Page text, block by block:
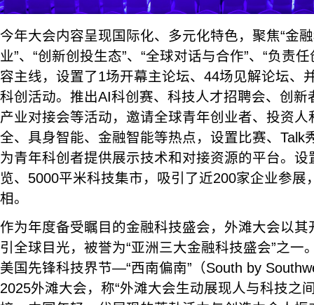
今年大会内容呈现国际化、多元化特色，聚焦“金
业”、“创新创投生态”、“全球对话与合作”、“负责
容主线，设置了1场开幕主论坛、44场见解论坛、
科创活动。推出AI科创赛、科技人才招聘会、创新
产业对接会等活动，邀请全球青年创业者、投资
全、具身智能、金融智能等热点，设置比赛、Talk
为青年科创者提供展示技术和对接资源的平台。设
览、5000平米科技集市，吸引了近200家企业参展
相。
作为年度备受瞩目的金融科技盛会，外滩大会以
引全球目光，被誉为“亚洲三大金融科技盛会”之一
美国先锋科技界节—“西南偏南”（South by
2025外滩大会，称“外滩大会生动展现人与科技之